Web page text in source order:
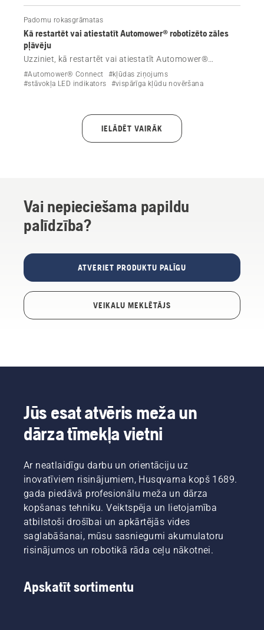
Padomu rokasgrāmatas
Kā restartēt vai atiestatīt Automower® robotizēto zāles
pļāvēju
Uzziniet, kā restartēt vai atiestatīt Automower®
robotizēto zāles pļāvēju, atjaunot rūpnīcas iestatījumus
un manuāli notīrīt kļūdas, kad lietotnē parādās ziņojums
#Automower® Connect
#kļūdas ziņojums
#stāvokļa LED indikators
#vispārīga kļūdu novēršana
IELĀDĒT VAIRĀK
Vai nepieciešama papildu
palīdzība?
ATVERIET PRODUKTU PALĪGU
VEIKALU MEKLĒTĀJS
Jūs esat atvēris meža un
dārza tīmekļa vietni
Ar neatlaidīgu darbu un orientāciju uz
inovatīviem risinājumiem, Husqvarna kopš 1689.
gada piedāvā profesionālu meža un dārza
kopšanas tehniku. Veiktspēja un lietojamība
atbilstoši drošībai un apkārtējās vides
saglabāšanai, mūsu sasniegumi akumulatoru
risinājumos un robotikā rāda ceļu nākotnei.
Apskatīt sortimentu